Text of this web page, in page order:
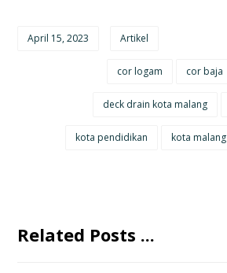
April 15, 2023 Artikel
cor baja
cor logam
deck drain kota malang
kota malang
kota pendidikan
Related Posts ...